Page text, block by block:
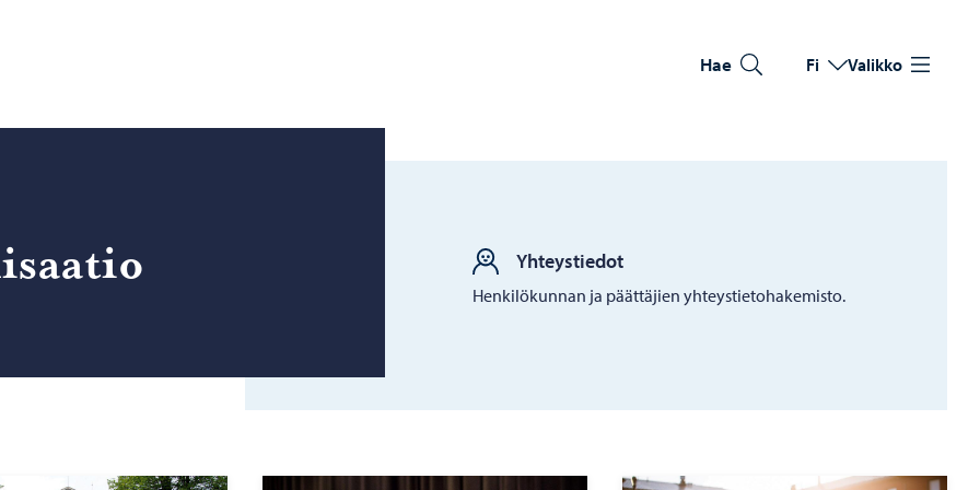
Hae Vaihda kieltä
Nykyinen kieli: Suomi
Fi Valikko
Yhteystiedot
Henkilökunnan ja päättäjien yhteystietohakemisto.